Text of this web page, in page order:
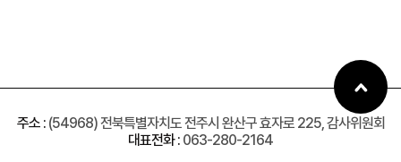
주소 : (54968) 전북특별자치도 전주시 완산구 효자로 225, 감사위원회
대표전화 : 063-280-2164